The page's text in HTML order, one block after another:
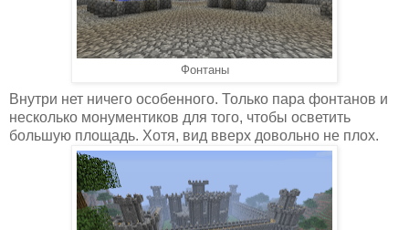
Фонтаны
Внутри нет ничего особенного. Только пара фонтанов и
несколько монументиков для того, чтобы осветить
большую площадь. Хотя, вид вверх довольно не плох.